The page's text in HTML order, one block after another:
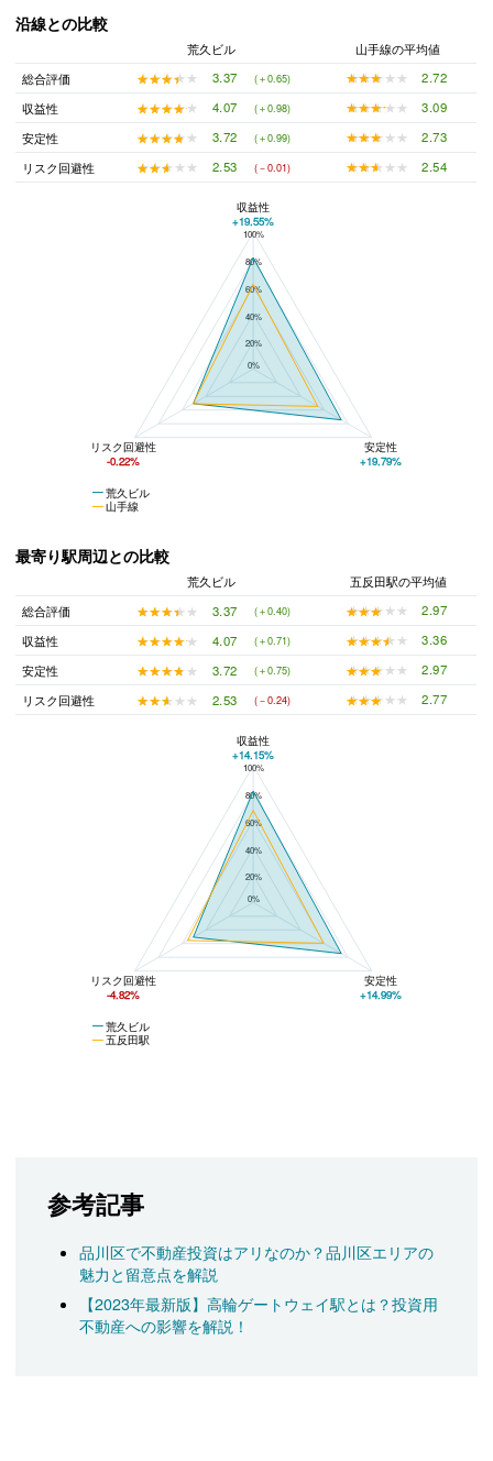
沿線との比較
荒久ビル
山手線の平均値
総合評価
★★★★★
★★★★★ 3.37 (＋0.65) ★★★★★
★★★★★
2.72
収益性
★★★★★
★★★★★ 4.07 (＋0.98) ★★★★★
★★★★★
3.09
安定性
★★★★★
★★★★★ 3.72 (＋0.99) ★★★★★
★★★★★
2.73
リスク回避性
★★★★★
★★★★★ 2.53 (－0.01) ★★★★★
★★★★★ 2.54
荒久ビルと山手線の平均値の総合評価の比較
100%
80%
60%
40%
20%
0%
荒久ビル
山手線
収益性
+19.55%
リスク回避性
-0.22%
安定性
+19.79%
最寄り駅周辺との比較
荒久ビル
五反田駅の平均値
総合評価
★★★★★
★★★★★ 3.37 (＋0.40) ★★★★★
★★★★★
2.97
収益性
★★★★★
★★★★★ 4.07 (＋0.71) ★★★★★
★★★★★
3.36
安定性
★★★★★
★★★★★ 3.72 (＋0.75) ★★★★★
★★★★★
2.97
リスク回避性
★★★★★
★★★★★ 2.53 (－0.24) ★★★★★
★★★★★ 2.77
荒久ビルと五反田駅の平均値の総合評価の比較
100%
80%
60%
40%
20%
0%
荒久ビル
五反田駅
収益性
+14.15%
リスク回避性
-4.82%
安定性
+14.99%
参考記事
品川区で不動産投資はアリなのか？品川区エリアの
魅力と留意点を解説
【2023年最新版】高輪ゲートウェイ駅とは？投資用
不動産への影響を解説！